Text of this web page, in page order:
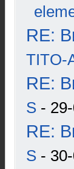
RE:
TITO-
RE:
S -
RE:
S -